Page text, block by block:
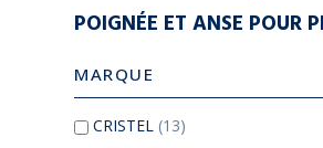
POIGNÉE ET ANSE POUR
MARQUE
CRISTEL (13)